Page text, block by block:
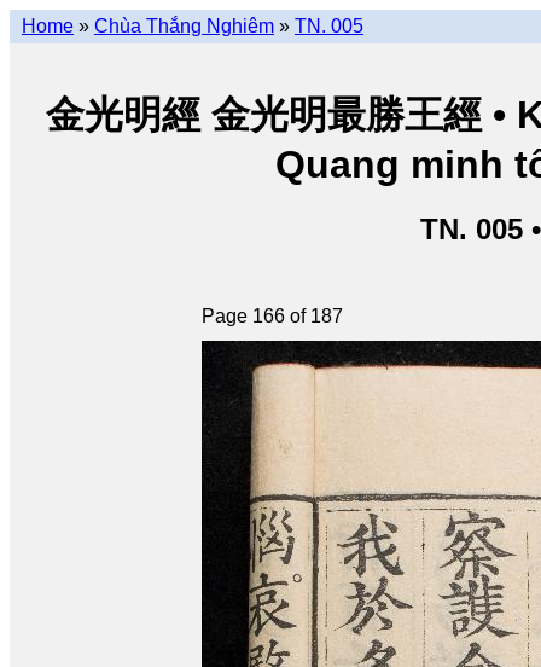
Home » Chùa Thắng Nghiêm » TN. 005
金光明經 金光明最勝王經
Quang minh
TN. 005
Page 166 of 187